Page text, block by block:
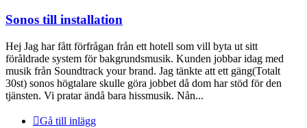
Sonos till installation
Hej Jag har fått förfrågan från ett hotell som vill byta ut sitt
föråldrade system för bakgrundsmusik. Kunden jobbar idag med
musik från Soundtrack your brand. Jag tänkte att ett gäng(Totalt
30st) sonos högtalare skulle göra jobbet då dom har stöd för den
tjänsten. Vi pratar ändå bara hissmusik. Nån...
Gå till inlägg